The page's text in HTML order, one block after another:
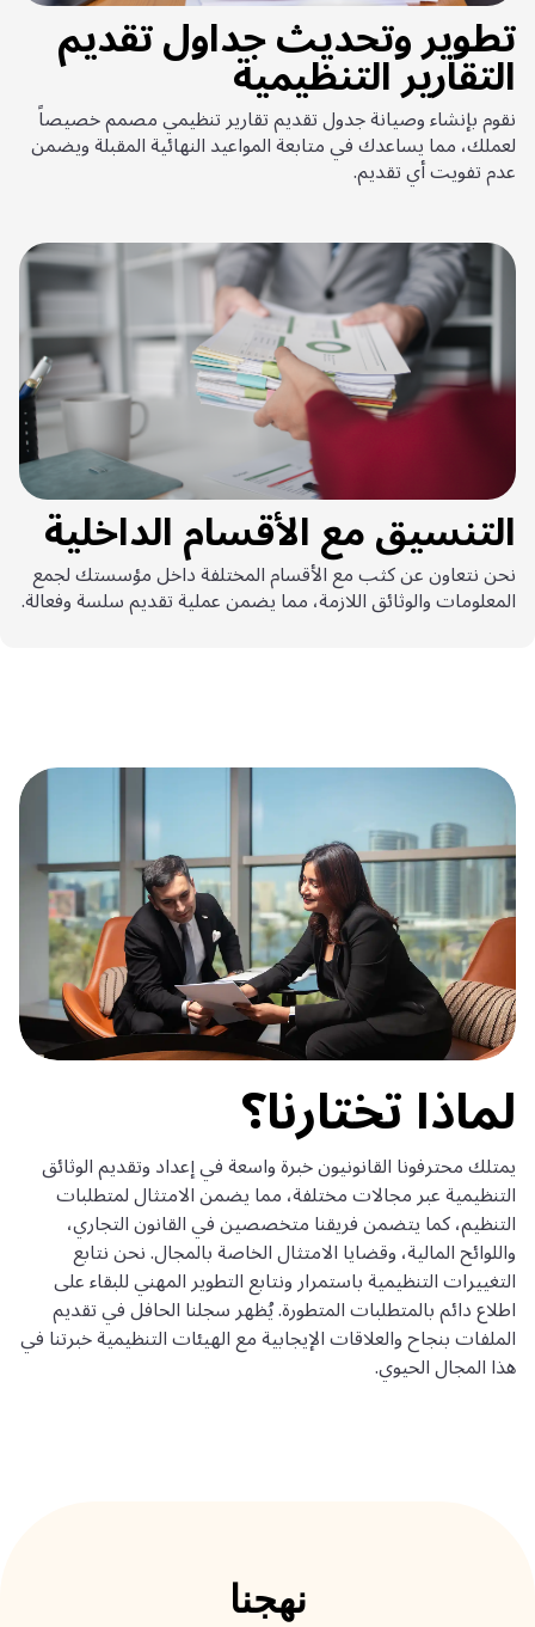
تطوير وتحديث جداول تقديم
التقارير التنظيمية
نقوم بإنشاء وصيانة جدول تقديم تقارير تنظيمي مصمم خصيصاً
لعملك، مما يساعدك في متابعة المواعيد النهائية المقبلة ويضمن
عدم تفويت أي تقديم.
التنسيق مع الأقسام الداخلية
نحن نتعاون عن كثب مع الأقسام المختلفة داخل مؤسستك لجمع
المعلومات والوثائق اللازمة، مما يضمن عملية تقديم سلسة وفعالة.
لماذا تختارنا؟
يمتلك محترفونا القانونيون خبرة واسعة في إعداد وتقديم الوثائق
التنظيمية عبر مجالات مختلفة، مما يضمن الامتثال لمتطلبات
التنظيم، كما يتضمن فريقنا متخصصين في القانون التجاري،
واللوائح المالية، وقضايا الامتثال الخاصة بالمجال. نحن نتابع
التغييرات التنظيمية باستمرار ونتابع التطوير المهني للبقاء على
اطلاع دائم بالمتطلبات المتطورة. يُظهر سجلنا الحافل في تقديم
الملفات بنجاح والعلاقات الإيجابية مع الهيئات التنظيمية خبرتنا في
هذا المجال الحيوي.
نهجنا